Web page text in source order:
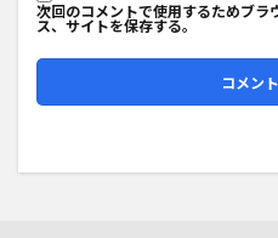
次回のコメントで使用するためブラ
ス、サイトを保存する。